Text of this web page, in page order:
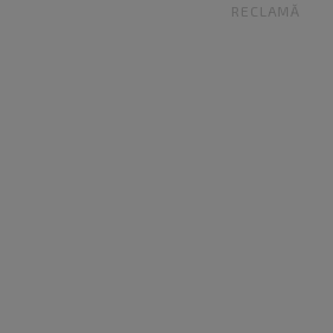
RECLAMĂ